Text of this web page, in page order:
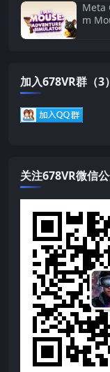
Meta
m
加入678VR群（3）
关注678VR微信